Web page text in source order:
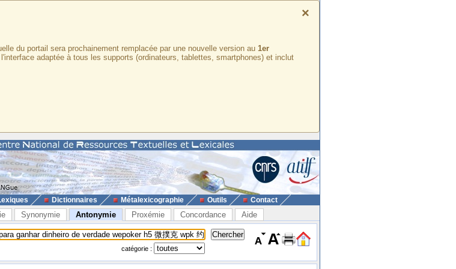
×
du portail sera prochainement remplacée par une nouvelle version au 1er
adaptée à tous les supports (ordinateurs, tablettes, smartphones) et inclut
Dictionnaires Métalexicographie Outils Contact
Synonymie Antonymie Proxémie Concordance Aide
catégorie :